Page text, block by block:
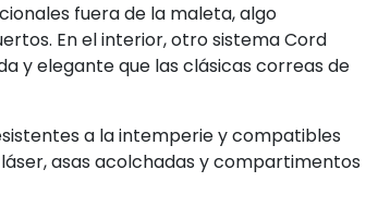
fuera de la maleta, algo
En el interior, otro sistema Cord
y elegante que las clásicas correas de
a la intemperie y compatibles
asas acolchadas y compartimentos